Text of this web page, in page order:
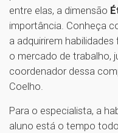
entre elas, a dimensão
importância. Conheça
a adquirirem
o mercado de trabalho,
coordenador dessa
Coelho.
Para o especialista, a
aluno está o tempo